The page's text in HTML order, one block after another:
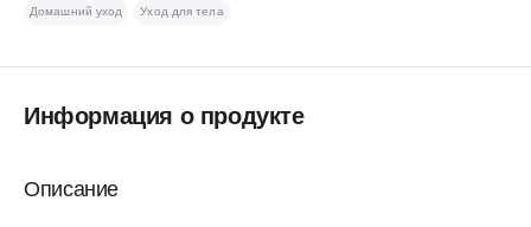
Домашний уход Уход для тела
Информация о продукте
Описание